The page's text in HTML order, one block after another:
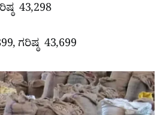
43,298
ಗರಿಷ್ಠ 43,699